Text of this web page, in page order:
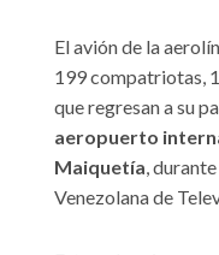
El avión de la
199 compatriotas,
que regresan a su
aeropuerto
Maiquetía,
Venezolana de